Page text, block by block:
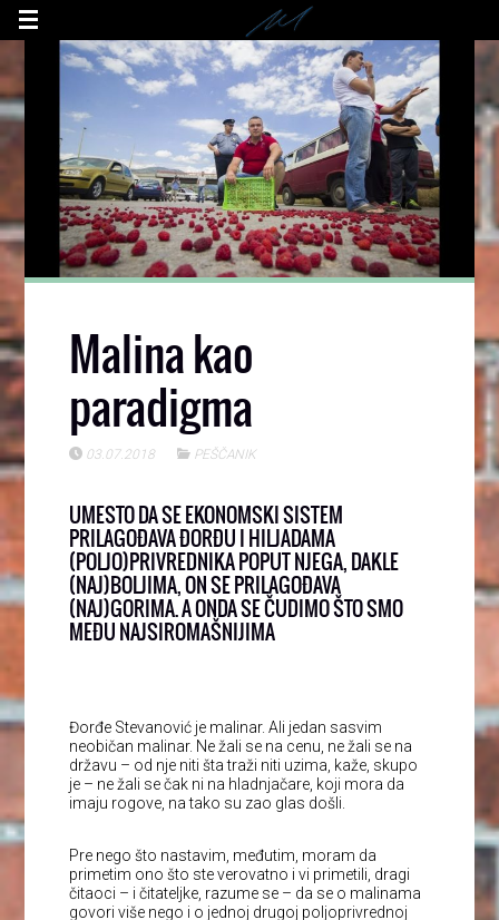
Malina kao
paradigma
03.07.2018 PEŠČANIK
UMESTO DA SE EKONOMSKI SISTEM
PRILAGOĐAVA ĐORĐU I HILJADAMA
(POLJO)PRIVREDNIKA POPUT NJEGA, DAKLE
(NAJ)BOLJIMA, ON SE PRILAGOĐAVA
(NAJ)GORIMA. A ONDA SE ČUDIMO ŠTO SMO
MEĐU NAJSIROMAŠNIJIMA
Đorđe Stevanović je malinar. Ali jedan sasvim
neobičan malinar. Ne žali se na cenu, ne žali se na
državu – od nje niti šta traži niti uzima, kaže, skupo
je – ne žali se čak ni na hladnjačare, koji mora da
imaju rogove, na tako su zao glas došli.
Pre nego što nastavim, međutim, moram da
primetim ono što ste verovatno i vi primetili, dragi
čitaoci – i čitateljke, razume se – da se o malinama
govori više nego i o jednoj drugoj poljoprivrednoj